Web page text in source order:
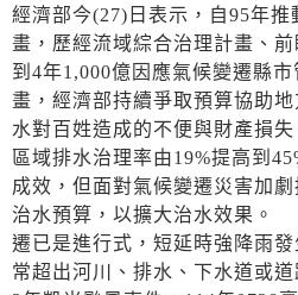
經濟部今(27)日表示，自95年
畫，歷經流域綜合治理計畫、
到4年1,000億因應氣候變遷縣
畫，經濟部持續爭取預算協助
水對百姓造成的不便與財產損
區域排水治理率由19%提高到
成效，但面對氣候變遷災害加
治水預算，以擴大治水效果
遷已是進行式，短延時強降雨
常超出河川、排水、下水道或